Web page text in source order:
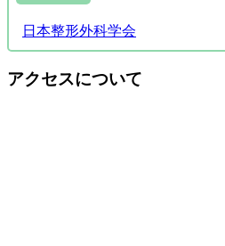
日本整形外科学会
アクセスについて